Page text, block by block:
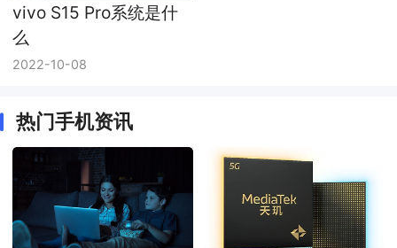
vivo S15 Pro系统是什
么
2022-10-08
热门手机资讯